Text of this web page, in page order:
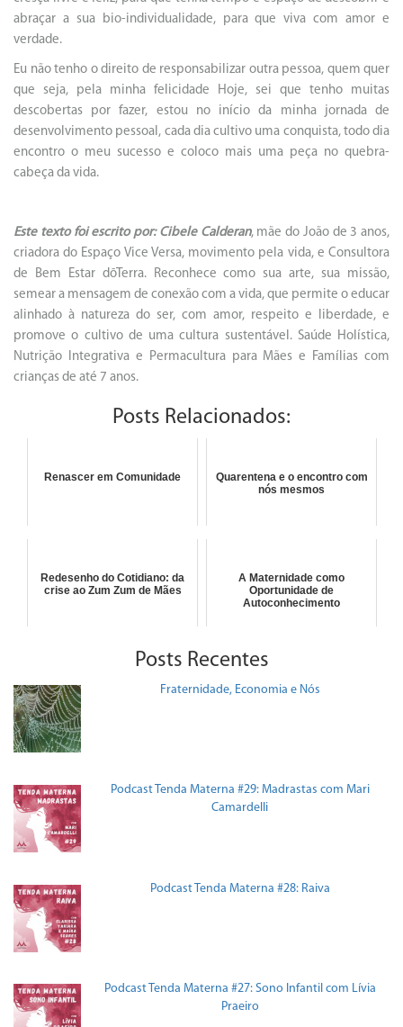
abraçar a sua bio-individualidade, para que viva com amor e
verdade.
Eu não tenho o direito de responsabilizar outra pessoa, quem quer
que seja, pela minha felicidade Hoje, sei que tenho muitas
descobertas por fazer, estou no início da minha jornada de
desenvolvimento pessoal, cada dia cultivo uma conquista, todo dia
encontro o meu sucesso e coloco mais uma peça no quebra-
cabeça da vida.
Este texto foi escrito por: Cibele Calderan, mãe do João de 3 anos,
criadora do Espaço Vice Versa, movimento pela vida, e Consultora
de Bem Estar dōTerra. Reconhece como sua arte, sua missão,
semear a mensagem de conexão com a vida, que permite o educar
alinhado à natureza do ser, com amor, respeito e liberdade, e
promove o cultivo de uma cultura sustentável. Saúde Holística,
Nutrição Integrativa e Permacultura para Mães e Famílias com
crianças de até 7 anos.
Posts Relacionados:
Renascer em Comunidade
Quarentena e o encontro com
nós mesmos
Redesenho do Cotidiano: da
crise ao Zum Zum de Mães
A Maternidade como
Oportunidade de
Autoconhecimento
Posts Recentes
Fraternidade, Economia e Nós
Podcast Tenda Materna #29: Madrastas com Mari
Camardelli
Podcast Tenda Materna #28: Raiva
Podcast Tenda Materna #27: Sono Infantil com Lívia
Praeiro